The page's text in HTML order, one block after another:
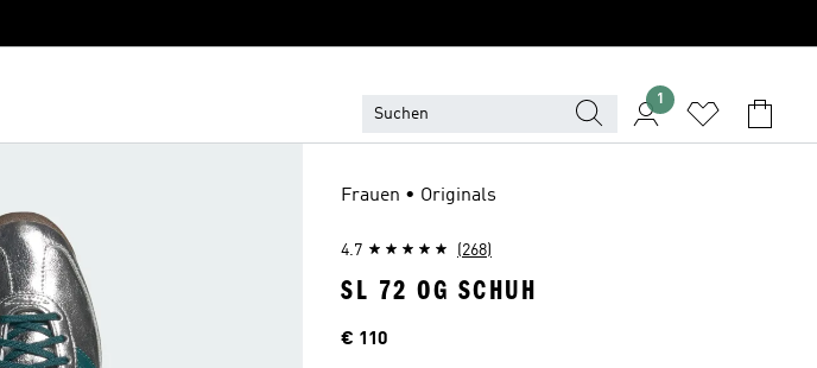
1
Frauen • Originals
4.7 (268)
SL 72 OG SCHUH
Preis
€ 110